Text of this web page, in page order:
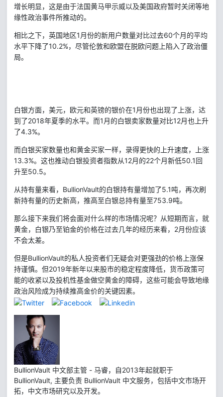
增长明显，这是由于法国黄马甲示威以及美国政府暂时关闭等地
缘性政治事件所推动的。
相比之下，英国地区1 月份的新用户数量对比过去60个月的平均
水平下降了10.2%，尽管伦敦和欧盟在脱欧问题上陷入了政治僵
局。
白银方面，美元，欧元和英镑的银价在1 月份也出现了上涨，达
到了2018年夏季的水平。而1 月的白银卖家数量对比12月也上升
了4.3%。
而白银买家数量也和黄金买家一样，录得更快的上升速度，上涨
13.3%。这也推动白银投资者指数从12月的22个月新低50.1 回
升至50.5。
从持有量来看， BullionVault的白银持有量增加了5.1 吨，再次刷
新持有量的历史新高，推高至白银总持有量至753.9吨。
那么接下来我们将会面对什么样的市场情况呢？从短期而言，就
黄金，白银乃至铂金的价格在过去几年的经历来看， 2月份应该
不会太差。
但是BullionVault的私人投资者们无疑会对更强劲的价格上涨保
持谨慎。但2019年新年以来股市的稳定程度降低，货币政策可
能的收紧以及投机性基金做空黄金的障碍，这些可能会导致地缘
政治风险成为持续推高金价的关键因素。
BullionVault 中文部主管 - 马睿，自2013年起就职于
BullionVault, 主要负责 BullionVault 中文服务，包括中文市场开
拓，中文市场研究以及开发。